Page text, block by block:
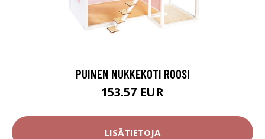
PUINEN NUKKEKOTI ROOSI
153.57 EUR
LISÄTIETOJA